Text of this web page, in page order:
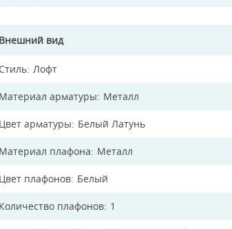
Внешний вид
Стиль Лофт
Материал арматуры Металл
Цвет арматуры Белый Латунь
Материал плафона Металл
Цвет плафонов Белый
Количество плафонов 1